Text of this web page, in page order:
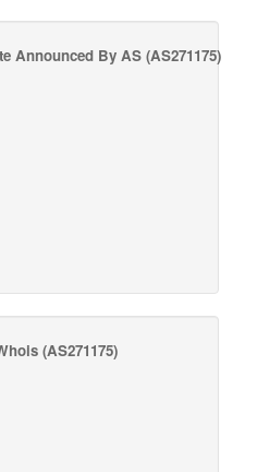
Announced By AS(AS271175)
(AS271175)